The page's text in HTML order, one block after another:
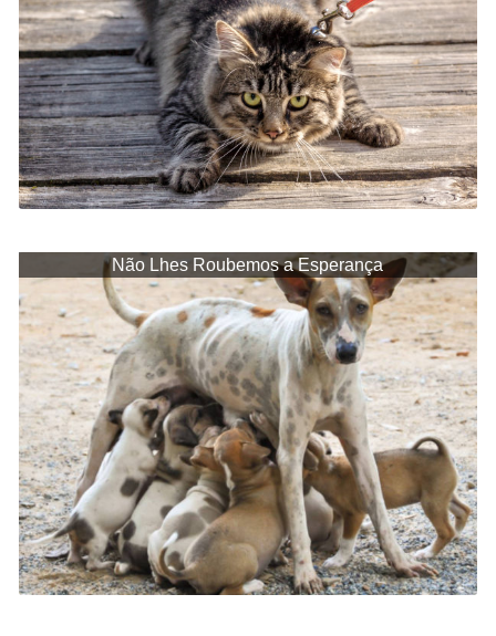
Não Lhes Roubemos a Esperança